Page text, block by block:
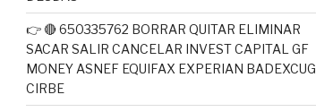
👉 🔴 650335762 BORRAR QUITAR ELIMINAR
SACAR SALIR CANCELAR INVEST CAPITAL GF
MONEY ASNEF EQUIFAX EXPERIAN BADEXCUG
CIRBE